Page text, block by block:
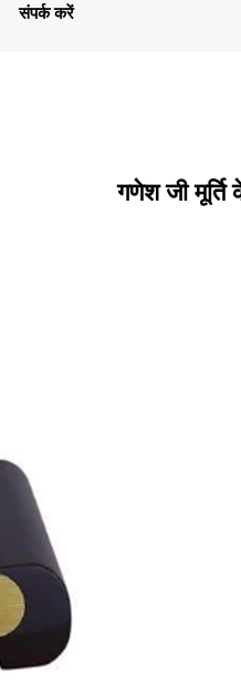
संपर्क करें
गणेश जी